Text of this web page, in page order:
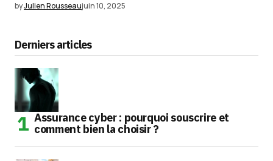
byJulien Rousseaujuin 10, 2025
Derniers articles
Assurance cyber : pourquoi souscrire et
comment bien la choisir ?